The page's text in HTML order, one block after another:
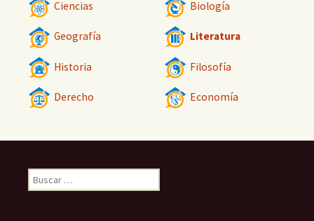
Ciencias Biología
Geografía Literatura
Historia Filosofía
Derecho Economía
Buscar: